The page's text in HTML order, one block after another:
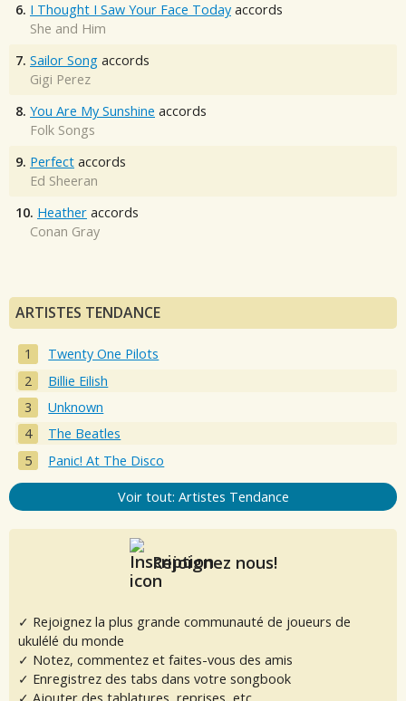
6. I Thought I Saw Your Face Today accords
She and Him
7. Sailor Song accords
Gigi Perez
8. You Are My Sunshine accords
Folk Songs
9. Perfect accords
Ed Sheeran
10. Heather accords
Conan Gray
ARTISTES TENDANCE
Twenty One Pilots
Billie Eilish
Unknown
The Beatles
Panic! At The Disco
Voir tout: Artistes Tendance
Rejoignez nous!
✓ Rejoignez la plus grande communauté de joueurs de
ukulélé du monde
✓ Notez, commentez et faites-vous des amis
✓ Enregistrez des tabs dans votre songbook